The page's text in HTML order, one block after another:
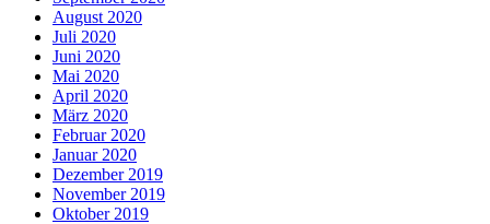
August 2020
Juli 2020
Juni 2020
Mai 2020
April 2020
März 2020
Februar 2020
Januar 2020
Dezember 2019
November 2019
Oktober 2019